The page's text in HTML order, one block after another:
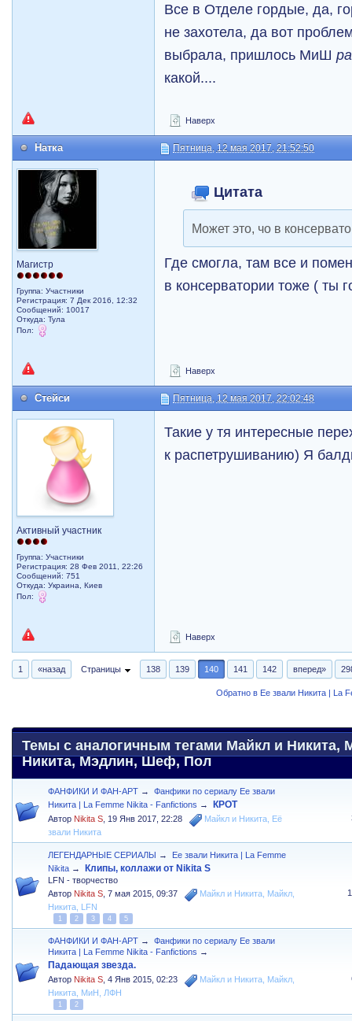
Все в Отделе гордые, да,
не захотела, да вот
выбрала, пришлось МиШ
какой....
Наверх
Натка Пятница, 12 мая 2017, 21:52:50
Магистр
Группа: Участники
Регистрация: 7 Дек 2016, 12:32
Сообщений: 10017
Откуда: Тула
Пол:
Цитата
Может это, чо в
Где смогла, там все и
в консерватории тоже ( ты
Наверх
Стейси Пятница, 12 мая 2017, 22:02:48
Активный участник
Группа: Участники
Регистрация: 28 Фев 2011, 22:26
Сообщений: 751
Откуда: Украина, Киев
Пол:
Такие у тя интересные
к распетрушиванию) Я
Наверх
1 «назад Страницы 138 139 140 141 142 вперед»
Обратно в Ее звали Никита | La
Темы с аналогичным тегами Майкл и
Никита, Мэдлин, Шеф, Пол
ФАНФИКИ И ФАН-АРТ →
Фанфики по сериалу Ее звали
Никита | La Femme Nikita - Fanfictions → КРОТ
Автор Nikita S,19 Янв 2017, 22:28 Майкл и Никита, Её
звали Никита
ЛЕГЕНДАРНЫЕ СЕРИАЛЫ →
Ее звали Никита | La Femme
Nikita → Клипы, коллажи от Nikita S
LFN - творчество
Автор Nikita S,7 мая 2015, 09:37 Майкл и Никита, Майкл,
Никита LFN
1 2 3 4 5
ФАНФИКИ И ФАН-АРТ →
Фанфики по сериалу Ее звали
Никита | La Femme Nikita - Fanfictions →
Падающая звезда.
Автор Nikita S,4 Янв 2015, 02:23 Майкл и Никита, Майкл,
Никита МиН ЛФН
1 2